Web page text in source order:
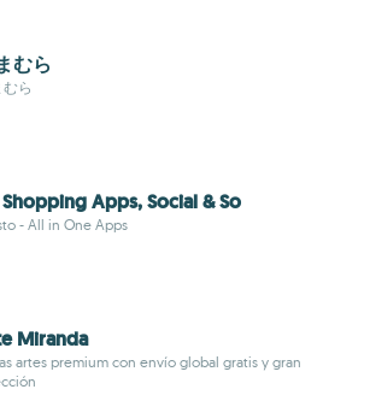
むら
むら
Apps, Social & So
- All in One Apps
Miranda
artes premium con envío global gratis y gran